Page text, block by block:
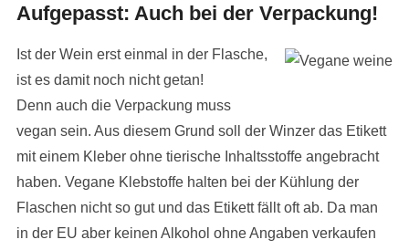
Aufgepasst: Auch bei der Verpackung!
Ist der Wein erst einmal in der Flasche,
ist es damit noch nicht getan!
Denn auch die Verpackung muss
vegan sein. Aus diesem Grund soll der Winzer das Etikett
mit einem Kleber ohne tierische Inhaltsstoffe angebracht
haben. Vegane Klebstoffe halten bei der Kühlung der
Flaschen nicht so gut und das Etikett fällt oft ab. Da man
in der EU aber keinen Alkohol ohne Angaben verkaufen